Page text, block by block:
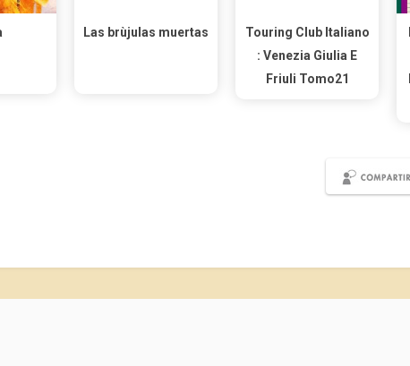
Las brùjulas muertas
Touring Club Italiano
: Venezia Giulia E
Friuli Tomo21